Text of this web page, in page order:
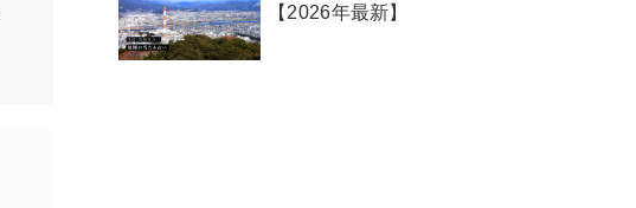
【2026年最新】